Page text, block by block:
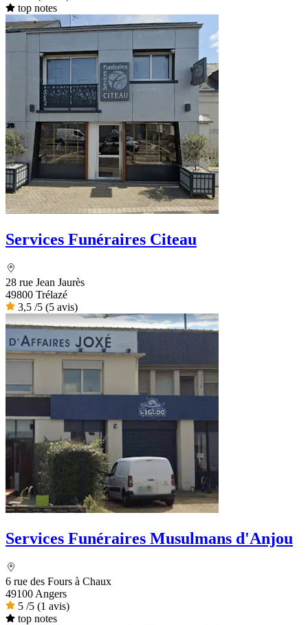
top notes
Services Funéraires Citeau
28 rue Jean Jaurès
49800 Trélazé
3,5 /5 (5 avis)
Services Funéraires Musulmans d'Anjou
6 rue des Fours à Chaux
49100 Angers
5 /5 (1 avis)
top notes